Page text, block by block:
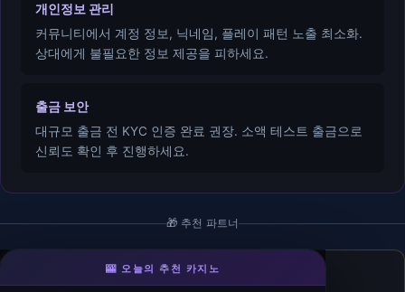
개인정보 관리
커뮤니티에서 계정 정보, 닉네임, 플레이 패턴 노출 최소화.
상대에게 불필요한 정보 제공을 피하세요.
출금 보안
대규모 출금 전 KYC 인증 완료 권장. 소액 테스트 출금으로
신뢰도 확인 후 진행하세요.
🎁 추천 파트너
🎰 오늘의 추천 카지노